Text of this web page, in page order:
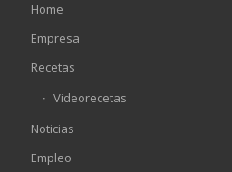
Home
Empresa
Recetas
Videorecetas
Noticias
Empleo